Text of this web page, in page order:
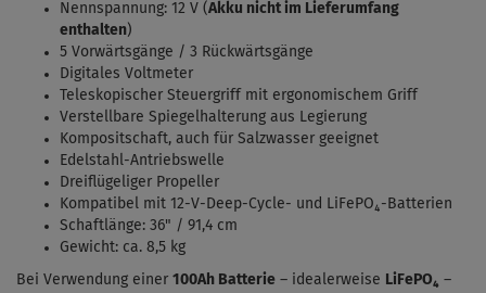
Nennspannung: 12 V (Akku nicht im Lieferumfang
enthalten)
5 Vorwärtsgänge / 3 Rückwärtsgänge
Digitales Voltmeter
Teleskopischer Steuergriff mit ergonomischem Griff
Verstellbare Spiegelhalterung aus Legierung
Kompositschaft, auch für Salzwasser geeignet
Edelstahl-Antriebswelle
Dreiflügeliger Propeller
Kompatibel mit 12-V-Deep-Cycle- und LiFePO₄-Batterien
Schaftlänge: 36" / 91,4 cm
Gewicht: ca. 8,5 kg
Bei Verwendung einer 100Ah Batterie – idealerweise LiFePO₄ –